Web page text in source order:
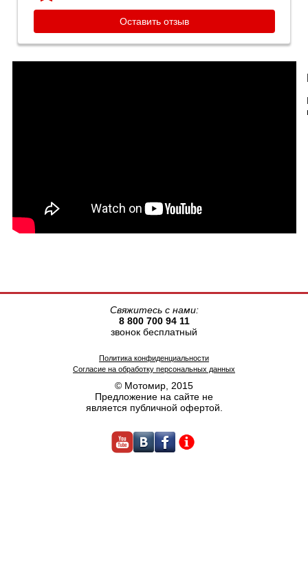
Оставить отзыв
© Мотомир, 2015
Предложение на сайте не
является публичной офертой.
Политика конфиденциальности
Согласие на обработку персональных данных
Свяжитесь с нами:
8 800 700 94 11
звонок бесплатный